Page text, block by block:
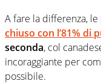
A fare la differenza,
chiuso con l’81% di
seconda, col
incoraggiante per
possibile.